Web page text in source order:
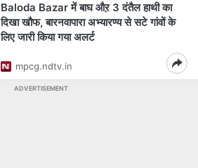
Baloda Bazar में बाघ औऱ 3 दंतैल हाथी का
दिखा खौफ, बारनवापारा अभ्यारण्य से सटे गांवों के
लिए जारी किया गया अलर्ट
mpcg.ndtv.in
ADVERTISEMENT